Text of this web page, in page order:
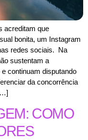
acreditam que
bonita, um Instagram
redes sociais. Na
sustentam a
continuam disputando
da concorrência
COMO